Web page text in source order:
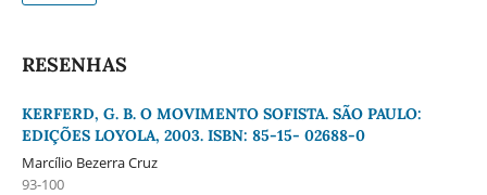
RESENHAS
KERFERD, G. B. O MOVIMENTO SOFISTA. SÃO PAULO:
EDIÇÕES LOYOLA, 2003. ISBN: 85-15- 02688-0
Marcílio Bezerra Cruz
93-100